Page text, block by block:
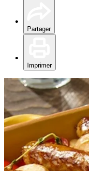
Partager
Imprimer